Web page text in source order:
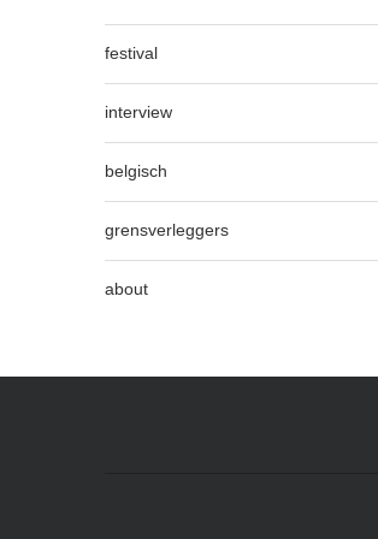
festival
interview
belgisch
grensverleggers
about